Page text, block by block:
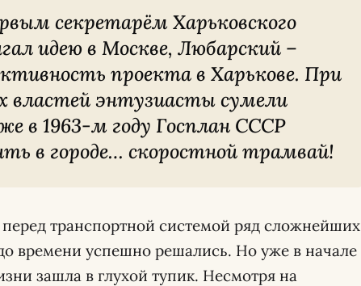
идею в Москве, Любарский –
проекта в Харькове. При
властей энтузиасты сумели
в 1963-м году Госплан СССР
в городе… скоростной трамвай!
транспортной системой ряд сложнейших
времени успешно решались. Но уже в начале
зашла в глухой тупик. Несмотря на